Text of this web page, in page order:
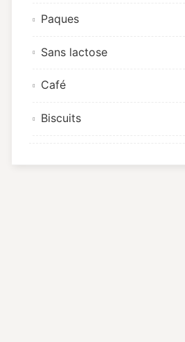
Paques
Sans lactose
Café
Biscuits